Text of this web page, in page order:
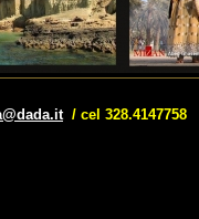
/ cel 328.4147758